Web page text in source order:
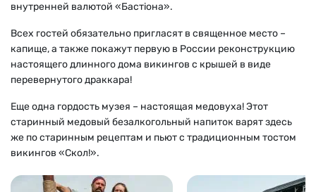
внутренней валютой «Бастiона».
Всех гостей обязательно пригласят в священное место –
капище, а также покажут первую в России реконструкцию
настоящего длинного дома викингов с крышей в виде
перевернутого драккара!
Еще одна гордость музея – настоящая медовуха! Этот
старинный медовый безалкогольный напиток варят здесь
же по старинным рецептам и пьют с традиционным тостом
викингов «Скол!».